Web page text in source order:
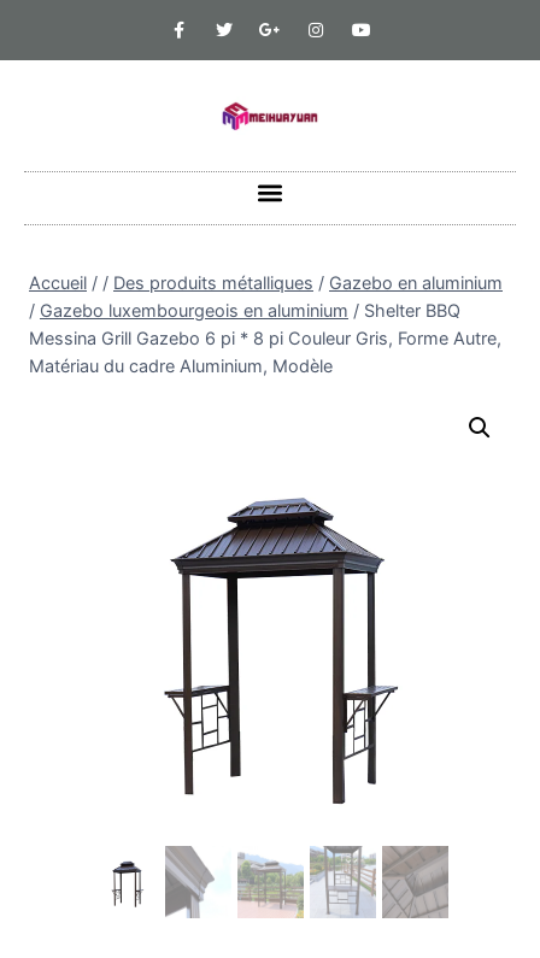
Accueil / / Des produits métalliques / Gazebo en aluminium
/ Gazebo luxembourgeois en aluminium / Shelter BBQ
Messina Grill Gazebo 6 pi * 8 pi Couleur Gris, Forme Autre,
Matériau du cadre Aluminium, Modèle